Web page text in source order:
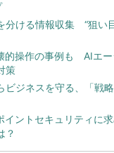
分ける情報収集 “狙い
的操作の事例も AIエー
策
ビジネスを守る、「戦
イントセキュリティに
？